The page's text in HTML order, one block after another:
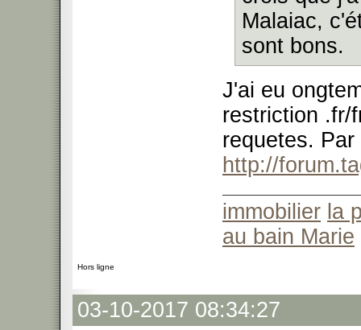
Malaiac,
sont bons.
J'ai eu
restriction .fr/
requetes.
http://
immobilier la
au bain Marie
Hors ligne
03-10-2017 08:34:27